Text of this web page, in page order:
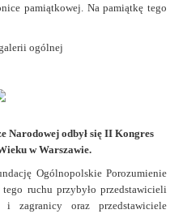
pamiątkowej. Na pamiątkę tego
ogólnej
Narodowej odbył się II Kongres
w Warszawie.
Ogólnopolskie Porozumienie
ruchu przybyło przedstawicieli
zagranicy oraz przedstawiciele